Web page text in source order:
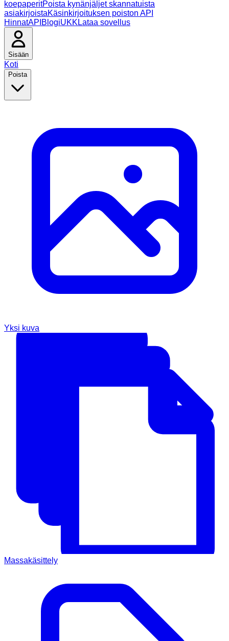
koepaperitPoista kynänjäljet skannatuista
asiakirjoistaKäsinkirjoituksen poiston API
HinnatAPI BlogiUKK Lataa sovellus
Sisään
Koti
Poista
Yksi kuva
Massakäsittely